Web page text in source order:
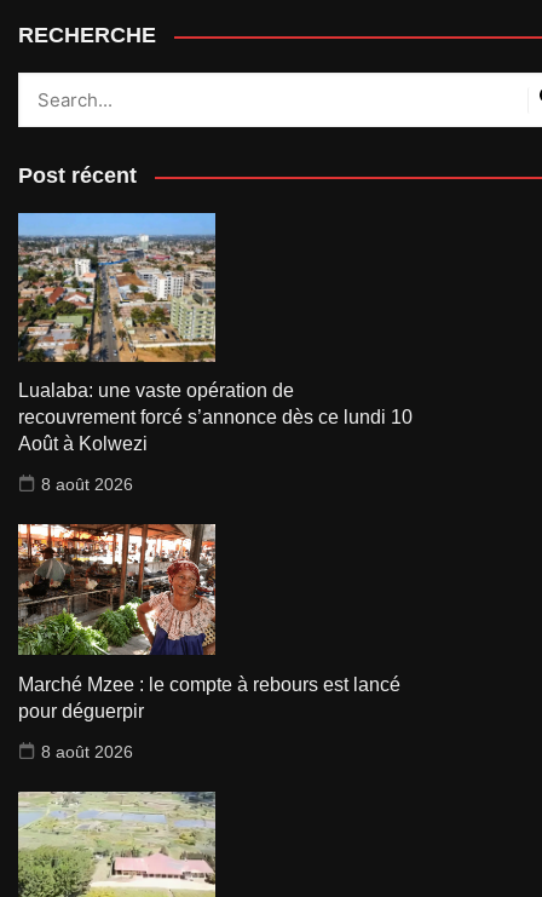
RECHERCHE
Post récent
Lualaba: une vaste opération de
recouvrement forcé s’annonce dès ce lundi 10
Août à Kolwezi
8 août 2026
Marché Mzee : le compte à rebours est lancé
pour déguerpir
8 août 2026